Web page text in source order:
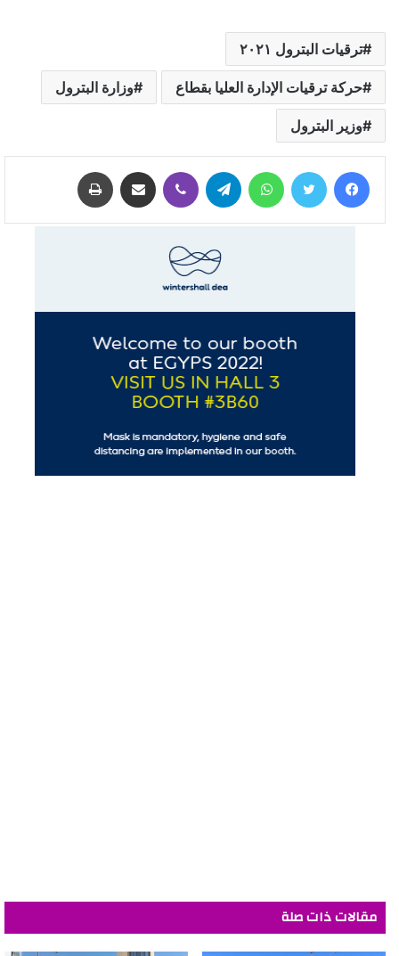
ترقيات البترول ٢٠٢١
حركة ترقيات الإدارة العليا بقطاع وزارة البترول
وزير البترول
فيسبوك تويتر واتساب تيلقرام ڤايبر مشاركة عبر البريد
مقالات ذات صلة